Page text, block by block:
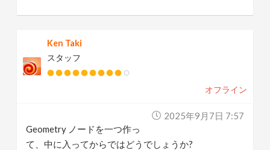
Ken Taki
スタッフ
オフライン
2025年9月7日 7:57
Geometry ノードを一つ作っ
て、中に入ってからではどうでしょうか?